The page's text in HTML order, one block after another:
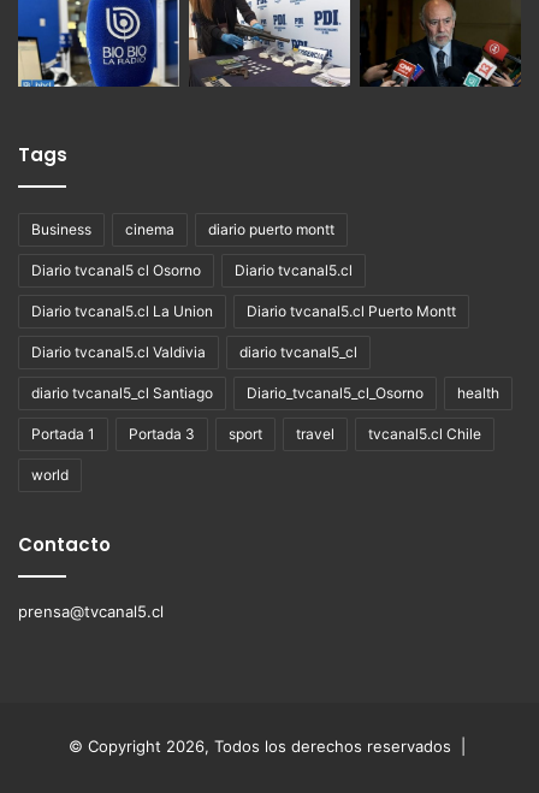
Tags
Business cinema diario puerto montt
Diario tvcanal5 cl Osorno Diario tvcanal5.cl
Diario tvcanal5.cl La Union Diario tvcanal5.cl Puerto Montt
Diario tvcanal5.cl Valdivia diario tvcanal5_cl
diario tvcanal5_cl Santiago Diario_tvcanal5_cl_Osorno health
Portada 1 Portada 3 sport travel tvcanal5.cl Chile
world
Contacto
prensa@tvcanal5.cl
© Copyright 2026, Todos los derechos reservados |